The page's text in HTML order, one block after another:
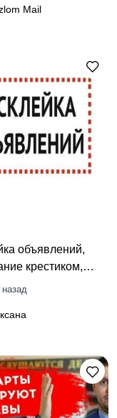
реклама
продуктов,
сиделки
Mail
объявлений,
крестиком,
из алмазной